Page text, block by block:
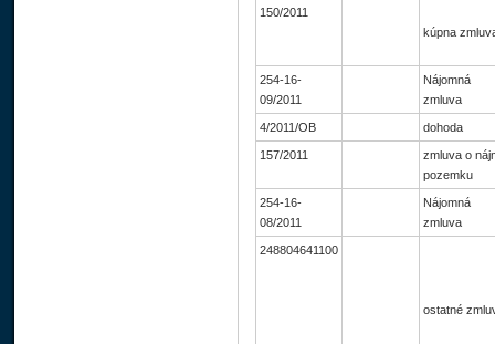
150/2011
kúpna
254-16-
09/2011
Nájomná
zmluva
4/2011/OB dohoda
157/2011
zmluva o
pozemku
254-16-
08/2011
Nájomná
zmluva
248804641100
ostatné